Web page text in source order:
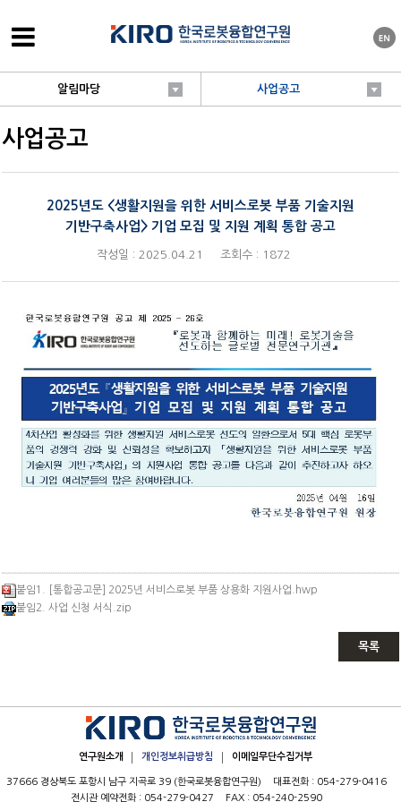
알림마당 사업공고
사업공고
2025년도 <생활지원을 위한 서비스로봇 부품 기술지원
기반구축사업> 기업 모집 및 지원 계획 통합 공고
작성일 : 2025.04.21 조회수 : 1872
붙임1. [통합공고문] 2025년 서비스로봇 부품 상용화 지원사업.hwp
붙임2. 사업 신청 서식.zip
목록
연구원소개 개인정보취급방침 이메일무단수집거부
37666 경상북도 포항시 남구 지곡로 39 (한국로봇융합연구원) 대표전화 : 054-279-0416
전시관 예약전화 : 054-279-0427 FAX : 054-240-2590